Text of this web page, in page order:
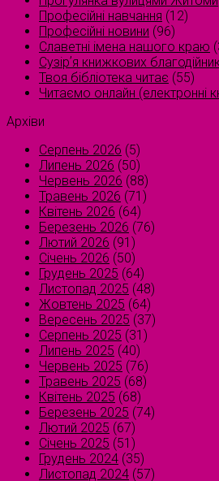
Професійні навчання (12)
Професійні новини (96)
Славетні імена нашого краю
Сузірʼя книжкових
Твоя бібліотека читає (55)
Читаємо онлайн (електронні
Архіви
Серпень 2026 (5)
Липень 2026 (50)
Червень 2026 (88)
Травень 2026 (71)
Квітень 2026 (64)
Березень 2026 (76)
Лютий 2026 (91)
Січень 2026 (50)
Грудень 2025 (64)
Листопад 2025 (48)
Жовтень 2025 (64)
Вересень 2025 (37)
Серпень 2025 (31)
Липень 2025 (40)
Червень 2025 (76)
Травень 2025 (68)
Квітень 2025 (68)
Березень 2025 (74)
Лютий 2025 (67)
Січень 2025 (51)
Грудень 2024 (35)
Листопад 2024 (57)